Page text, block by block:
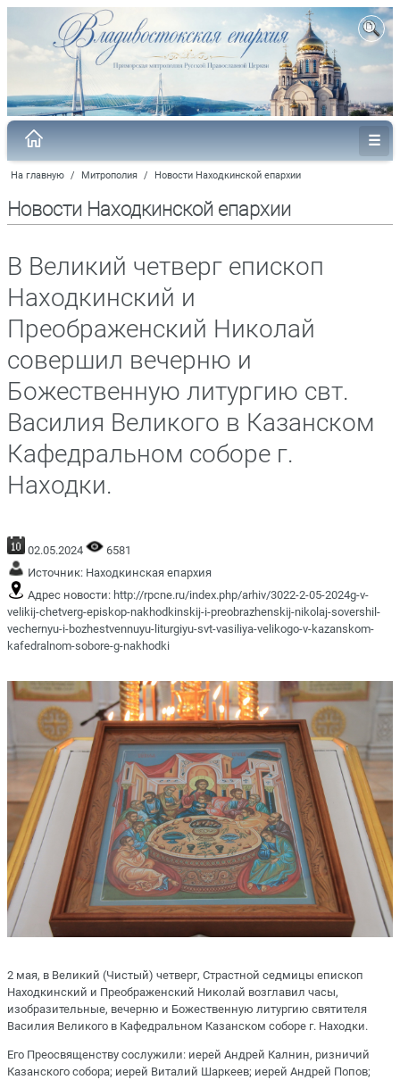
На главную / Митрополия / Новости Находкинской епархии
Новости Находкинской епархии
В Великий четверг епископ
Находкинский и
Преображенский Николай
совершил вечерню и
Божественную литургию свт.
Василия Великого в Казанском
Кафедральном соборе г.
Находки.
02.05.2024
6581
Источник: Находкинская епархия
Адрес новости: http://rpcne.ru/index.php/arhiv/3022-2-05-2024g-v-
velikij-chetverg-episkop-nakhodkinskij-i-preobrazhenskij-nikolaj-sovershil-
vechernyu-i-bozhestvennuyu-liturgiyu-svt-vasiliya-velikogo-v-kazanskom-
kafedralnom-sobore-g-nakhodki
2 мая, в Великий (Чистый) четверг, Страстной седмицы епископ
Находкинский и Преображенский Николай возглавил часы,
изобразительные, вечерню и Божественную литургию святителя
Василия Великого в Кафедральном Казанском соборе г. Находки.
Его Преосвященству сослужили: иерей Андрей Калнин, ризничий
Казанского собора; иерей Виталий Шаркеев; иерей Андрей Попов;